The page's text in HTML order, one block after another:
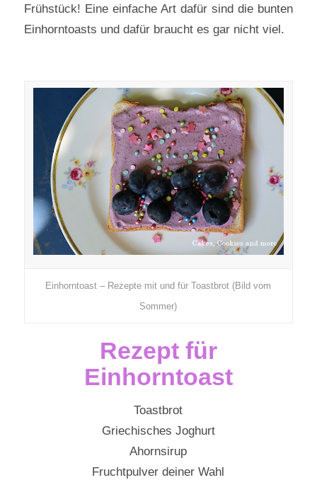
Frühstück! Eine einfache Art dafür sind die bunten
Einhorntoasts und dafür braucht es gar nicht viel.
Einhorntoast – Rezepte mit und für Toastbrot (Bild vom
Sommer)
Rezept für
Einhorntoast
Toastbrot
Griechisches Joghurt
Ahornsirup
Fruchtpulver deiner Wahl